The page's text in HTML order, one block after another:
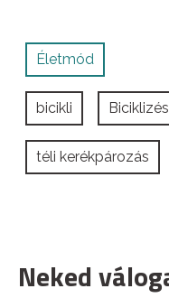
Életmód
bicikli Biciklizés
téli kerékpározás
Neked